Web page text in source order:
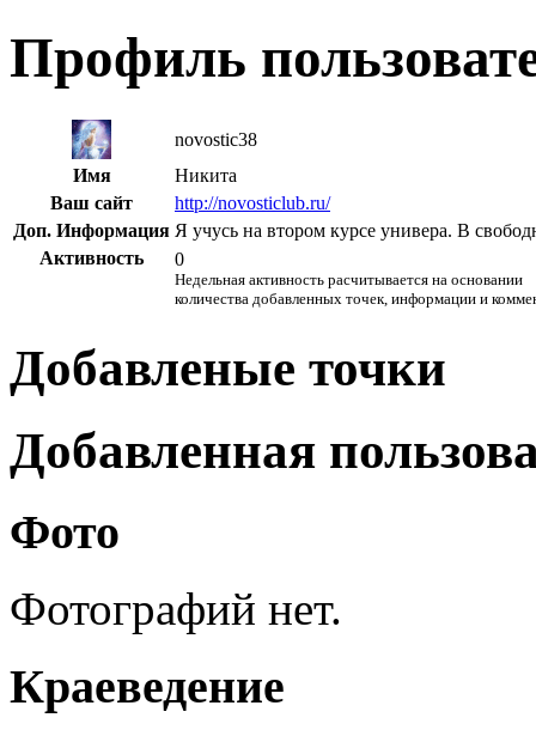
Профиль
novostic38
Имя
Никита
Ваш сайт
http://novosticlub.ru/
Доп. Информация Я учусь на втором курсе универа. В
Активность
0
Недельная активность расчитывается на основании
количества добавленных точек, информации и
Добавленые точки
Добавленная
Фото
Фотографий нет.
Краеведение